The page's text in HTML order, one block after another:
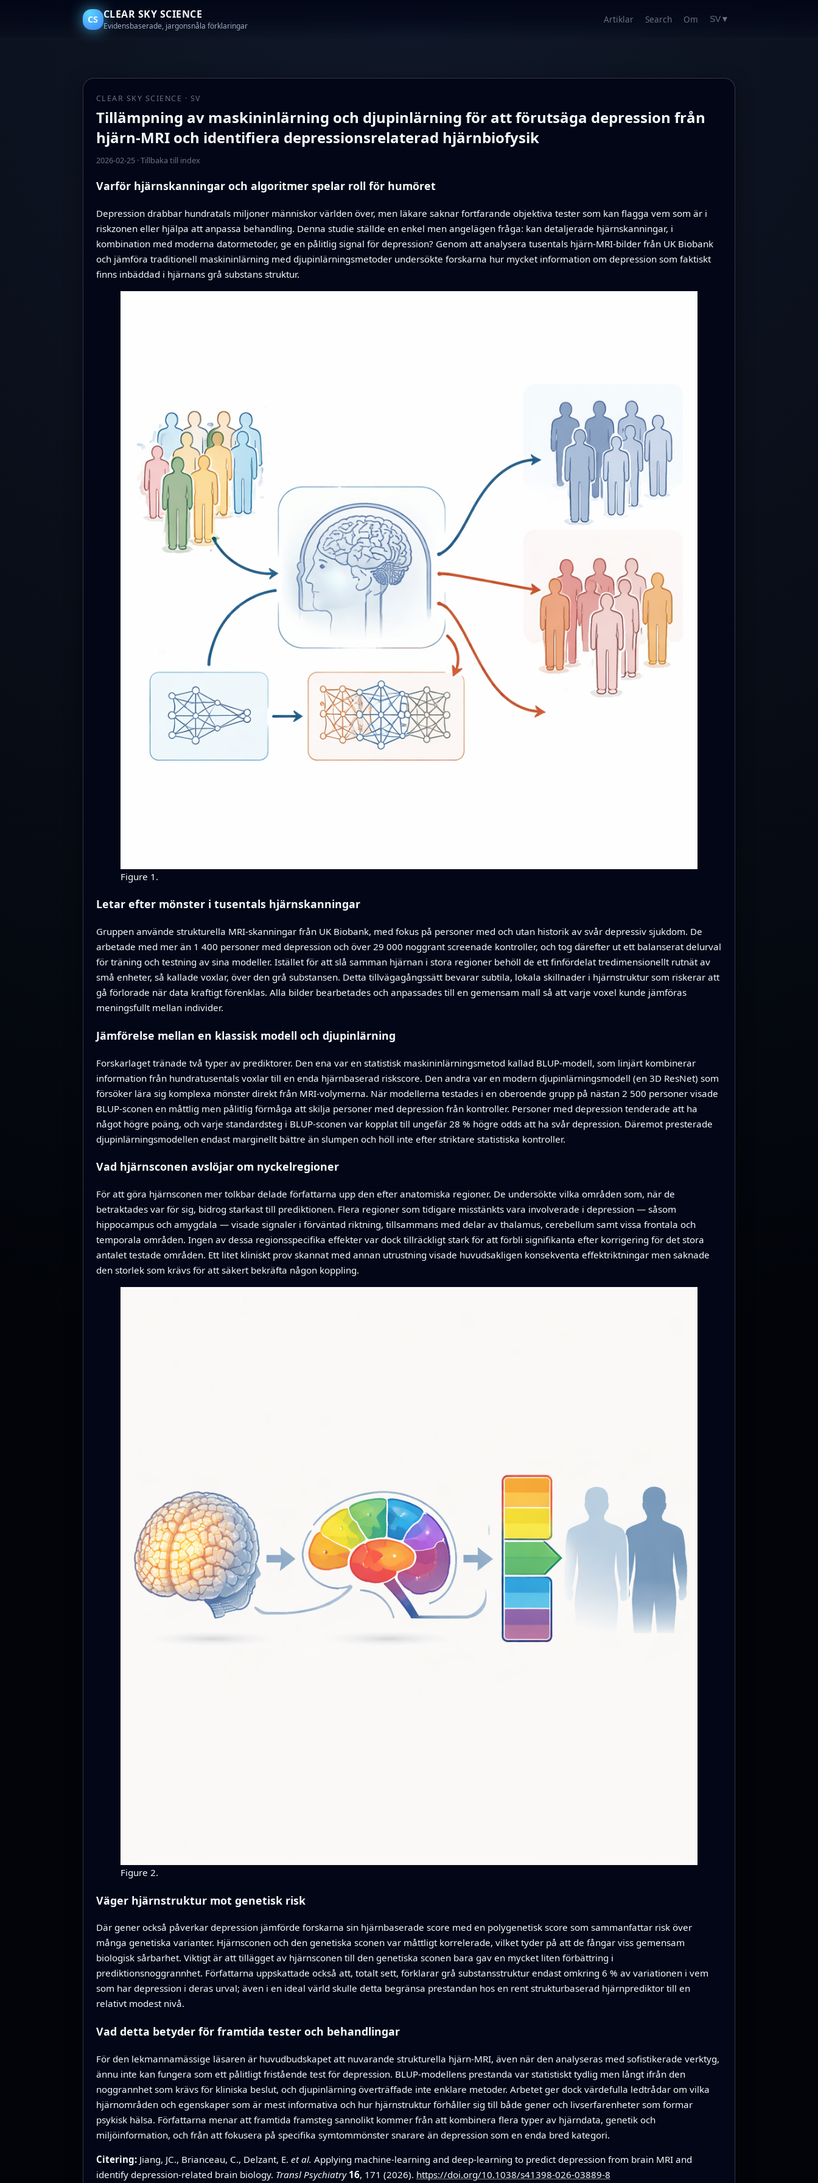
CS CLEAR SKY SCIENCE
Evidensbaserade, jargonsnåla förklaringar
Artiklar Search Om SV ▼
CLEAR SKY SCIENCE · SV
Tillämpning av maskininlärning och djupinlärning för att förutsäga depression från
hjärn‑MRI och identifiera depressionsrelaterad hjärnbiofysik
2026-02-25·Tillbaka till index
Varför hjärnskanningar och algoritmer spelar roll för humöret
Depression drabbar hundratals miljoner människor världen över, men läkare saknar fortfarande objektiva tester som kan flagga vem som är i
riskzonen eller hjälpa att anpassa behandling. Denna studie ställde en enkel men angelägen fråga: kan detaljerade hjärnskanningar, i
kombination med moderna datormetoder, ge en pålitlig signal för depression? Genom att analysera tusentals hjärn‑MRI‑bilder från UK Biobank
och jämföra traditionell maskininlärning med djupinlärningsmetoder undersökte forskarna hur mycket information om depression som faktiskt
finns inbäddad i hjärnans grå substans struktur.
Figure 1.
Letar efter mönster i tusentals hjärnskanningar
Gruppen använde strukturella MRI‑skanningar från UK Biobank, med fokus på personer med och utan historik av svår depressiv sjukdom. De
arbetade med mer än 1 400 personer med depression och över 29 000 noggrant screenade kontroller, och tog därefter ut ett balanserat delurval
för träning och testning av sina modeller. Istället för att slå samman hjärnan i stora regioner behöll de ett finfördelat tredimensionellt rutnät av
små enheter, så kallade voxlar, över den grå substansen. Detta tillvägagångssätt bevarar subtila, lokala skillnader i hjärnstruktur som riskerar att
gå förlorade när data kraftigt förenklas. Alla bilder bearbetades och anpassades till en gemensam mall så att varje voxel kunde jämföras
meningsfullt mellan individer.
Jämförelse mellan en klassisk modell och djupinlärning
Forskarlaget tränade två typer av prediktorer. Den ena var en statistisk maskininlärningsmetod kallad BLUP‑modell, som linjärt kombinerar
information från hundratusentals voxlar till en enda hjärnbaserad riskscore. Den andra var en modern djupinlärningsmodell (en 3D ResNet) som
försöker lära sig komplexa mönster direkt från MRI‑volymerna. När modellerna testades i en oberoende grupp på nästan 2 500 personer visade
BLUP‑sconen en måttlig men pålitlig förmåga att skilja personer med depression från kontroller. Personer med depression tenderade att ha
något högre poäng, och varje standardsteg i BLUP‑sconen var kopplat till ungefär 28 % högre odds att ha svår depression. Däremot presterade
djupinlärningsmodellen endast marginellt bättre än slumpen och höll inte efter striktare statistiska kontroller.
Vad hjärnsconen avslöjar om nyckelregioner
För att göra hjärnsconen mer tolkbar delade författarna upp den efter anatomiska regioner. De undersökte vilka områden som, när de
betraktades var för sig, bidrog starkast till prediktionen. Flera regioner som tidigare misstänkts vara involverade i depression — såsom
hippocampus och amygdala — visade signaler i förväntad riktning, tillsammans med delar av thalamus, cerebellum samt vissa frontala och
temporala områden. Ingen av dessa regionsspecifika effekter var dock tillräckligt stark för att förbli signifikanta efter korrigering för det stora
antalet testade områden. Ett litet kliniskt prov skannat med annan utrustning visade huvudsakligen konsekventa effektriktningar men saknade
den storlek som krävs för att säkert bekräfta någon koppling.
Figure 2.
Väger hjärnstruktur mot genetisk risk
Där gener också påverkar depression jämförde forskarna sin hjärnbaserade score med en polygenetisk score som sammanfattar risk över
många genetiska varianter. Hjärnsconen och den genetiska sconen var måttligt korrelerade, vilket tyder på att de fångar viss gemensam
biologisk sårbarhet. Viktigt är att tillägget av hjärnsconen till den genetiska sconen bara gav en mycket liten förbättring i
prediktionsnoggrannhet. Författarna uppskattade också att, totalt sett, förklarar grå substansstruktur endast omkring 6 % av variationen i vem
som har depression i deras urval; även i en ideal värld skulle detta begränsa prestandan hos en rent strukturbaserad hjärnprediktor till en
relativt modest nivå.
Vad detta betyder för framtida tester och behandlingar
För den lekmannamässige läsaren är huvudbudskapet att nuvarande strukturella hjärn‑MRI, även när den analyseras med sofistikerade verktyg,
ännu inte kan fungera som ett pålitligt fristående test för depression. BLUP‑modellens prestanda var statistiskt tydlig men långt ifrån den
noggrannhet som krävs för kliniska beslut, och djupinlärning överträffade inte enklare metoder. Arbetet ger dock värdefulla ledtrådar om vilka
hjärnområden och egenskaper som är mest informativa och hur hjärnstruktur förhåller sig till både gener och livserfarenheter som formar
psykisk hälsa. Författarna menar att framtida framsteg sannolikt kommer från att kombinera flera typer av hjärndata, genetik och
miljöinformation, och från att fokusera på specifika symtommönster snarare än depression som en enda bred kategori.
Citering: Jiang, JC., Brianceau, C., Delzant, E. et al. Applying machine-learning and deep-learning to predict depression from brain MRI and
identify depression-related brain biology. Transl Psychiatry 16, 171 (2026). https://doi.org/10.1038/s41398-026-03889-8